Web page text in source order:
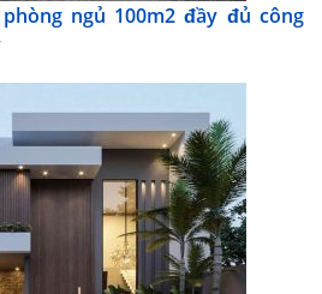
ngủ 100m2 đầy đủ công